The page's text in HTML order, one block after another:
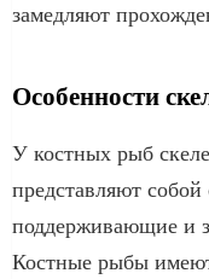
замедляют
Особенности
У костных рыб
представляют
поддерживающие и
Костные рыбы